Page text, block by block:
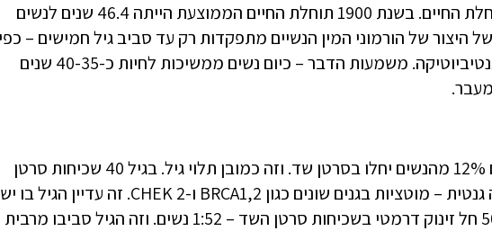
הדברה של גורמים דלקתיים גררה הכפלה בתוחלת החיים. בשנת 1900 תוחלת החיים הממוצעת הייתה 46.4 שנים לנשים
המקור של היצור של הורמוני המין הנשיים מתפקדות רק עד סביב גיל חמישים –
שהיה צפוי מתוחלת החיים בטבע לפני עידן האנטיביוטיקה. משמעות הדבר – כיום נשים ממשיכות לחיות כ-40-35 שנים
זהו הסרטן השכיח ביותר בנשים. במהלך החיים 12% מהנשים יחלו בסרטן שד. וזה כמובן תלוי גיל. בגיל 40 שכיחות סרטן
שד הוא 1:3893. די נדיר, ובעיקר תלוי בתורשה גנטית – מוטציות בגנים שונים כגון BRCA1,2 ו-CHEK 2. זה עדיין הגיל בו יש
מחזורים ופעילות הורמונאלית שחלתית. בגיל 50 חל זינוק דרמטי בשכיחות סרטן השד – 1:52 נשים. וזה הגיל סביבו מרבית